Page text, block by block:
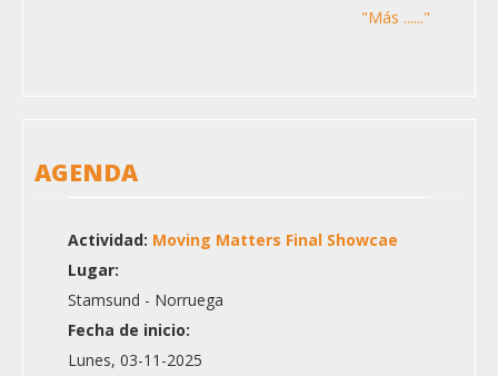
"Más ......"
AGENDA
Actividad: Moving Matters Final Showcae
Lugar:
Stamsund - Norruega
Fecha de inicio:
Lunes, 03-11-2025